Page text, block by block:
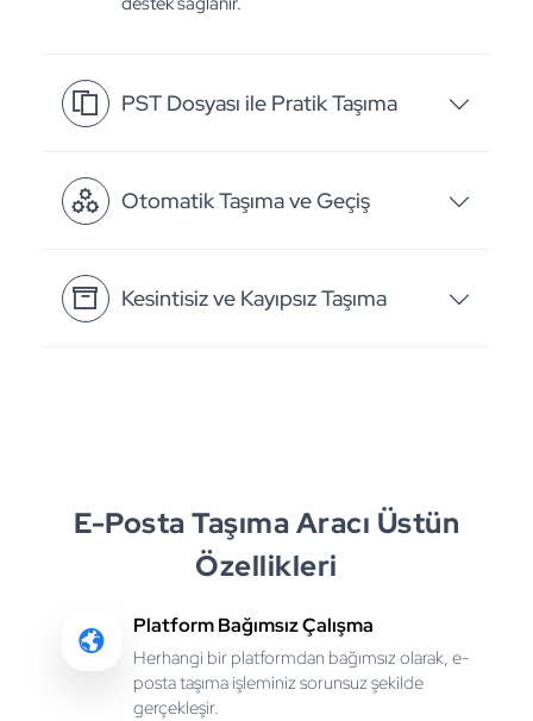
PST Dosyası ile Pratik Taşıma
Otomatik Taşıma ve Geçiş
Kesintisiz ve Kayıpsız Taşıma
E-Posta Taşıma Aracı Üstün
Özellikleri
Platform Bağımsız Çalışma
Herhangi bir platformdan bağımsız olarak, e-
posta taşıma işleminiz sorunsuz şekilde
gerçekleşir.